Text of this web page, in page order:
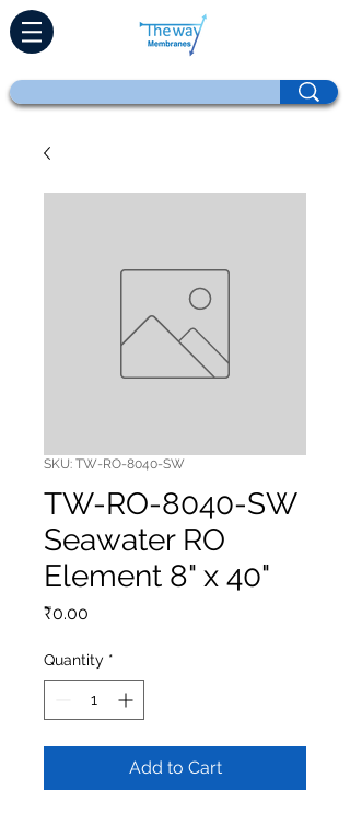
SKU: TW-RO-8040-SW
TW-RO-8040-SW
Seawater RO
Element 8" x 40"
₹0.00
Quantity *
Add to Cart